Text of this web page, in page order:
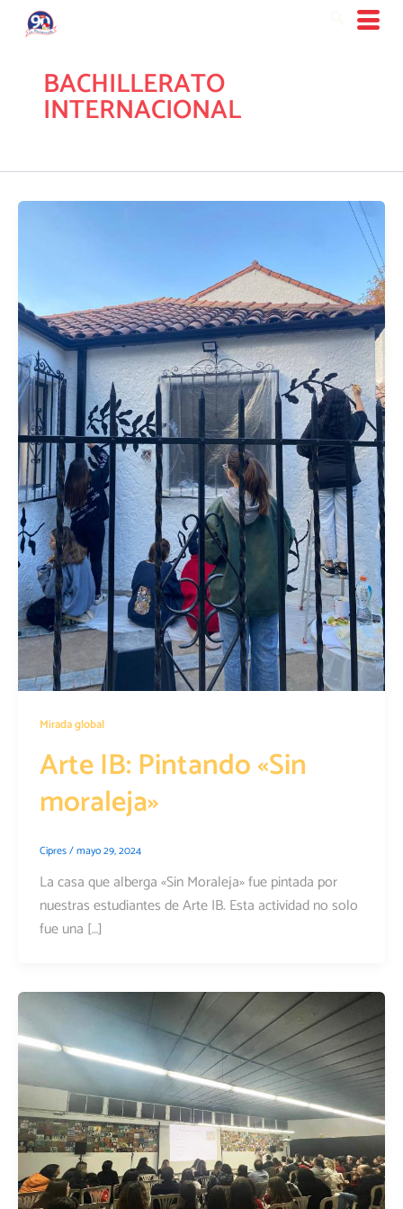
BACHILLERATO
INTERNACIONAL
Mirada global
Arte IB: Pintando «Sin
moraleja»
Cipres/mayo 29, 2024
La casa que alberga «Sin Moraleja» fue pintada por
nuestras estudiantes de Arte IB. Esta actividad no solo
fue una […]